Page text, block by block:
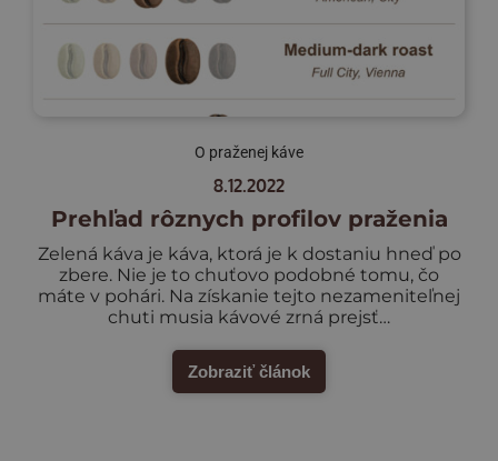
O praženej káve
8.12.2022
Prehľad rôznych profilov praženia
Zelená káva je káva, ktorá je k dostaniu hneď po
zbere. Nie je to chuťovo podobné tomu, čo
máte v pohári. Na získanie tejto nezameniteľnej
chuti musia kávové zrná prejsť…
Zobraziť článok